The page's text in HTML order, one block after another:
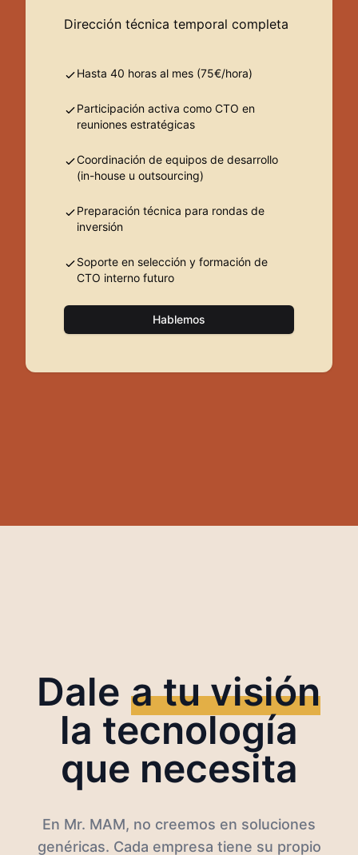
Dirección técnica temporal completa
Hasta 40 horas al mes (75€/hora)
Participación activa como CTO en
reuniones estratégicas
Coordinación de equipos de desarrollo
(in-house u outsourcing)
Preparación técnica para rondas de
inversión
Soporte en selección y formación de
CTO interno futuro
Hablemos
Dale a tu visión
la tecnología
que necesita
En Mr. MAM, no creemos en soluciones
genéricas. Cada empresa tiene su propio